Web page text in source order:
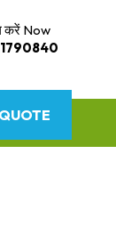
करें Now